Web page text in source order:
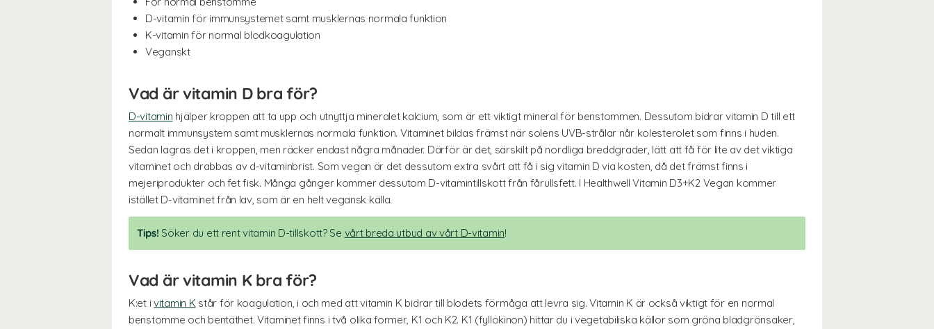
D-vitamin för immunsystemet samt musklernas normala funktion
K-vitamin för normal blodkoagulation
Veganskt
Vad är vitamin D bra för?
D-vitamin hjälper kroppen att ta upp och utnyttja mineralet kalcium, som är ett viktigt mineral för benstommen. Dessutom bidrar vitamin D till ett
normalt immunsystem samt musklernas normala funktion. Vitaminet bildas främst när solens UVB-strålar når kolesterolet som finns i huden.
Sedan lagras det i kroppen, men räcker endast några månader. Därför är det, särskilt på nordliga breddgrader, lätt att få för lite av det viktiga
vitaminet och drabbas av d-vitaminbrist. Som vegan är det dessutom extra svårt att få i sig vitamin D via kosten, då det främst finns i
mejeriprodukter och fet fisk. Många gånger kommer dessutom D-vitamintillskott från fårullsfett. I Healthwell Vitamin D3+K2 Vegan kommer
istället D-vitaminet från lav, som är en helt vegansk källa.
Tips! Söker du ett rent vitamin D-tillskott? Se vårt breda utbud av vårt D-vitamin!
Vad är vitamin K bra för?
K:et ivitamin K står för koagulation, i och med att vitamin K bidrar till blodets förmåga att levra sig. Vitamin K är också viktigt för en normal
benstomme och bentäthet. Vitaminet finns i två olika former, K1 och K2. K1 (fyllokinon) hittar du i vegetabiliska källor som gröna bladgrönsaker,